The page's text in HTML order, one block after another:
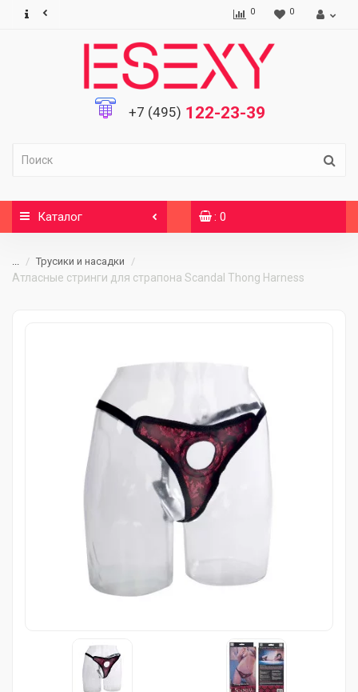
0 0
+7 (495) 122-23-39
Каталог : 0
... Трусики и насадки
Атласные стринги для страпона Scandal Thong Harness